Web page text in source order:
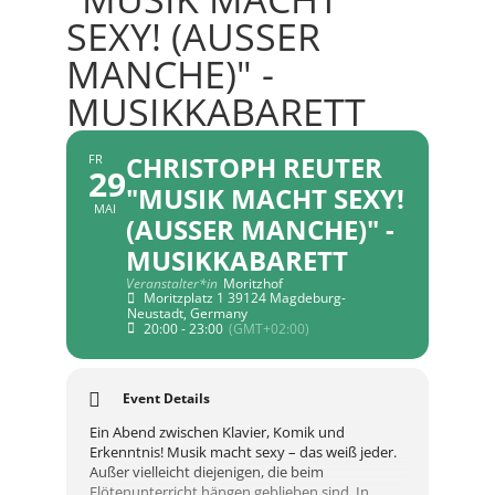
SEXY! (AUSSER M
ANCHE)" - M
USIKKABARETT
FR
29
MAI
CHRISTOPH REUTER
"MUSIK MACHT SEXY!
(AUSSER MANCHE)" - M
USIKKABARETT
Veranstalter*in Moritzhof
Moritzplatz 1 39124 Magdeburg-
Neustadt, Germany
20:00 - 23:00 (GMT+02:00)
Event Details
Ein Abend zwischen Klavier, Komik und
Erkenntnis! Musik macht sexy – das weiß jeder.
Außer vielleicht diejenigen, die beim